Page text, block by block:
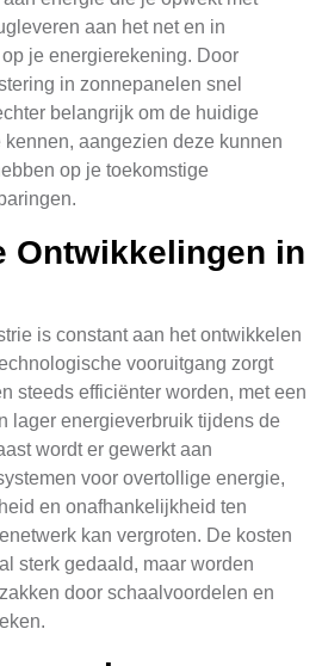
aan het net en in
je energierekening. Door
in zonnepanelen snel
belangrijk om de huidige
aangezien deze kunnen
op je toekomstige
Ontwikkelingen in
is constant aan het ontwikkelen
vooruitgang zorgt
steeds efficiënter worden, met een
lager energieverbruik tijdens de
wordt er gewerkt aan
voor overtollige energie,
en onafhankelijkheid ten
kan vergroten. De kosten
sterk gedaald, maar worden
door schaalvoordelen en